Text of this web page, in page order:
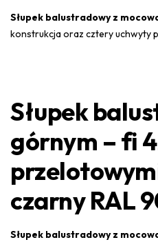
Słupek balustradowy z
konstrukcja oraz cztery uchwyty
Słupek
górnym – fi
czarny RAL
Słupek balustradowy z